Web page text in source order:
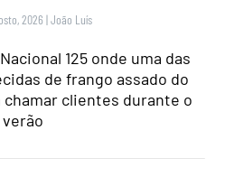
2026 |João Luís
125 onde uma das
de frango assado do
clientes durante o
verão